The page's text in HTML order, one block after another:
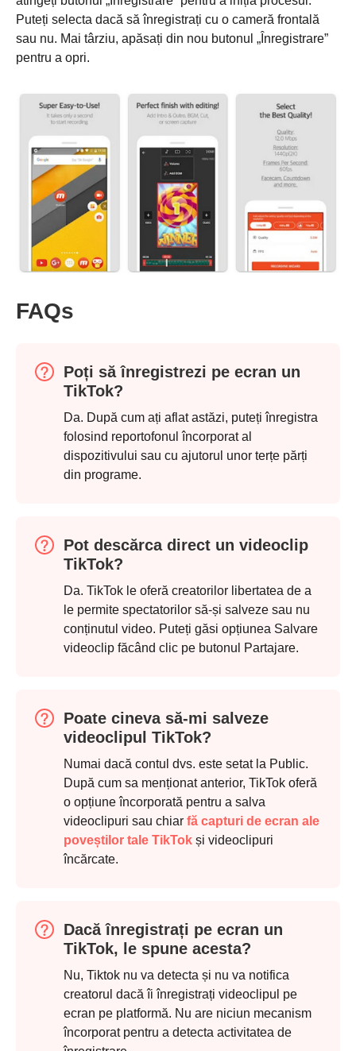
Pasul 1.
Puteți selecta dacă să înregistrați cu o cameră frontală
sau nu. Mai târziu, apăsați din nou butonul „Înregistrare”
pentru a opri.
FAQs
Poți să înregistrezi pe ecran un
TikTok?
Da. După cum ați aflat astăzi, puteți înregistra
folosind reportofonul încorporat al
dispozitivului sau cu ajutorul unor terțe părți
din programe.
Pot descărca direct un videoclip
TikTok?
Da. TikTok le oferă creatorilor libertatea de a
le permite spectatorilor să-și salveze sau nu
conținutul video. Puteți găsi opțiunea Salvare
videoclip făcând clic pe butonul Partajare.
Poate cineva să-mi salveze
videoclipul TikTok?
Numai dacă contul dvs. este setat la Public.
După cum sa menționat anterior, TikTok oferă
o opțiune încorporată pentru a salva
videoclipuri sau chiar fă capturi de ecran ale
poveștilor tale TikTok și videoclipuri
încărcate.
Dacă înregistrați pe ecran un
TikTok, le spune acesta?
Nu, Tiktok nu va detecta și nu va notifica
creatorul dacă îi înregistrați videoclipul pe
ecran pe platformă. Nu are niciun mecanism
încorporat pentru a detecta activitatea de